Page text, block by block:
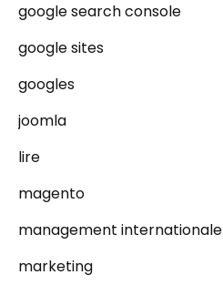
google search console
google sites
googles
joomla
lire
magento
management internationale
marketing